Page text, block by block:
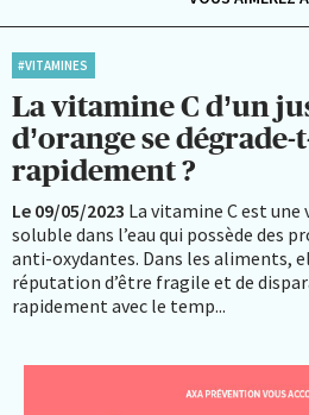
#VITAMINES
La vitamine C d’un
d’orange se dégrade-
rapidement ?
Le 09/05/2023 La vitamine C est une
soluble dans l’eau qui possède des
anti-oxydantes. Dans les aliments,
réputation d’être fragile et de
rapidement avec le temp...